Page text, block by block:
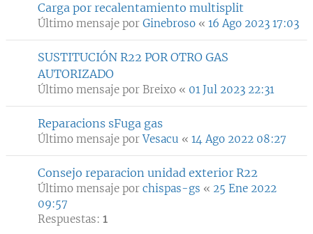
Carga por recalentamiento multisplit
Último mensaje por Ginebroso « 16 Ago 2023 17:03
SUSTITUCIÓN R22 POR OTRO GAS
AUTORIZADO
Último mensaje por Breixo « 01 Jul 2023 22:31
Reparacions sFuga gas
Último mensaje porVesacu « 14 Ago 2022 08:27
Consejo reparacion unidad exterior R22
Último mensaje por chispas-gs « 25 Ene 2022
09:57
Respuestas: 1